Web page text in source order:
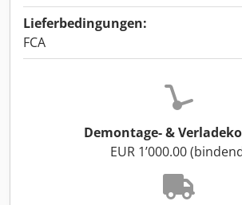
Lieferbedingungen:
FCA
Demontage- &
EUR 1’000.00